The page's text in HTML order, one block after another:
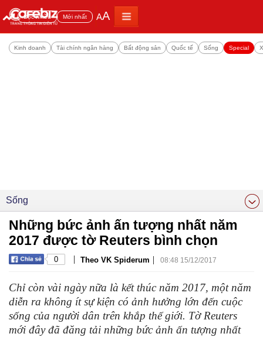
Đọc nhiều Mới nhất AA
Kinh doanh Tài chính ngân hàng Bất động sản Quốc tế Sống Special
Sống
Những bức ảnh ấn tượng nhất năm
2017 được tờ Reuters bình chọn
0 | Theo VK Spiderum | 08:48 15/12/2017
Chỉ còn vài ngày nữa là kết thúc năm 2017, một năm
diễn ra không ít sự kiện có ảnh hưởng lớn đến cuộc
sống của người dân trên khắp thế giới. Tờ Reuters
mới đây đã đăng tải những bức ảnh ấn tượng nhất